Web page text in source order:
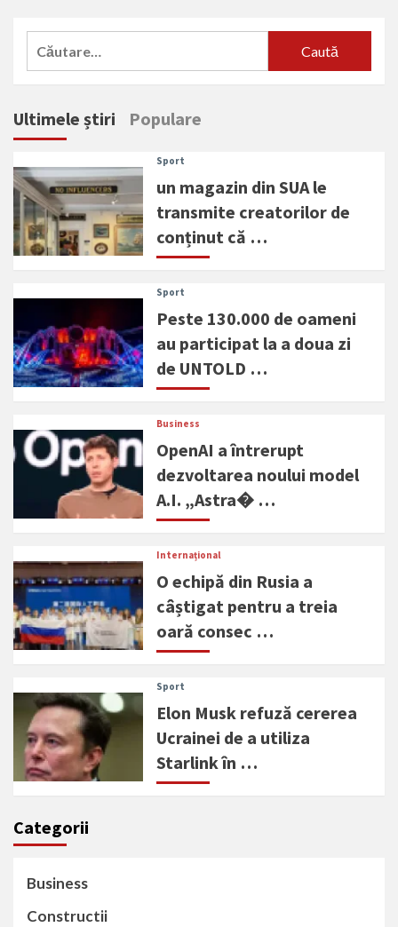
Caută
Ultimele știri Populare
Sport
un magazin din SUA le
transmite creatorilor de
conținut că …
Sport
Peste 130.000 de oameni
au participat la a doua zi
de UNTOLD …
Business
OpenAI a întrerupt
dezvoltarea noului model
A.I. „Astra� …
Internațional
O echipă din Rusia a
câștigat pentru a treia
oară consec …
Sport
Elon Musk refuză cererea
Ucrainei de a utiliza
Starlink în …
Categorii
Business
Constructii